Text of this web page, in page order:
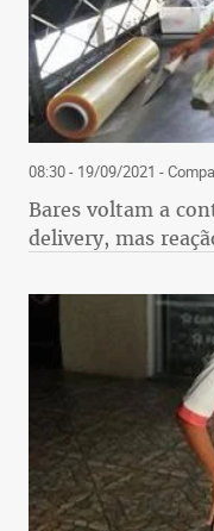
08:30 - 19/09/2021 -
Bares voltam a
delivery, mas